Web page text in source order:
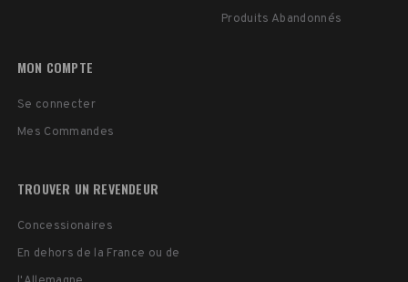
Produits Abandonnés
MON COMPTE
Se connecter
Mes Commandes
TROUVER UN REVENDEUR
Concessionaires
En dehors de la France ou de